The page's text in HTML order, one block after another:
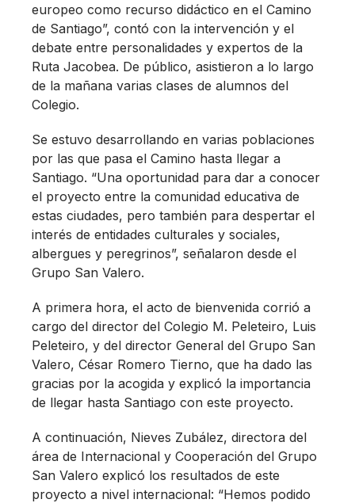
europeo como recurso didáctico en el Camino
de Santiago”, contó con la intervención y el
debate entre personalidades y expertos de la
Ruta Jacobea. De público, asistieron a lo largo
de la mañana varias clases de alumnos del
Colegio.
Se estuvo desarrollando en varias poblaciones
por las que pasa el Camino hasta llegar a
Santiago. “Una oportunidad para dar a conocer
el proyecto entre la comunidad educativa de
estas ciudades, pero también para despertar el
interés de entidades culturales y sociales,
albergues y peregrinos”, señalaron desde el
Grupo San Valero.
A primera hora, el acto de bienvenida corrió a
cargo del director del Colegio M. Peleteiro, Luis
Peleteiro, y del director General del Grupo San
Valero, César Romero Tierno, que ha dado las
gracias por la acogida y explicó la importancia
de llegar hasta Santiago con este proyecto.
A continuación, Nieves Zubález, directora del
área de Internacional y Cooperación del Grupo
San Valero explicó los resultados de este
proyecto a nivel internacional: “Hemos podido